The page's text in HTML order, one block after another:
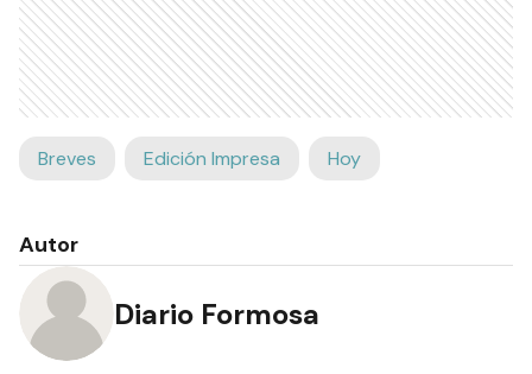
Breves Edición Impresa Hoy
Autor
Diario Formosa